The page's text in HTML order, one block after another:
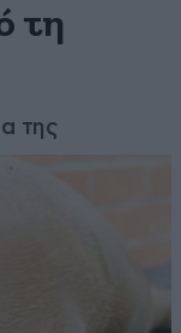
τη
της